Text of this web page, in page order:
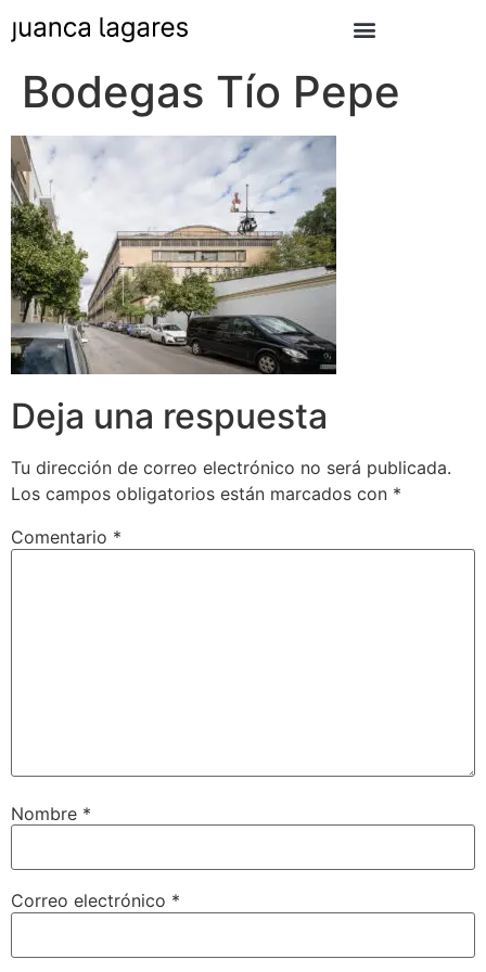
Bodegas Tío Pepe
Deja una respuesta
Tu dirección de correo electrónico no será publicada.
Los campos obligatorios están marcados con *
Comentario *
Nombre *
Correo electrónico *